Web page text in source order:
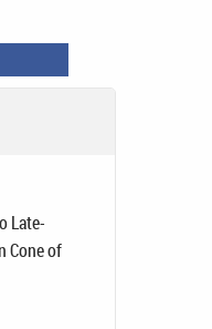
Late-
Cone of